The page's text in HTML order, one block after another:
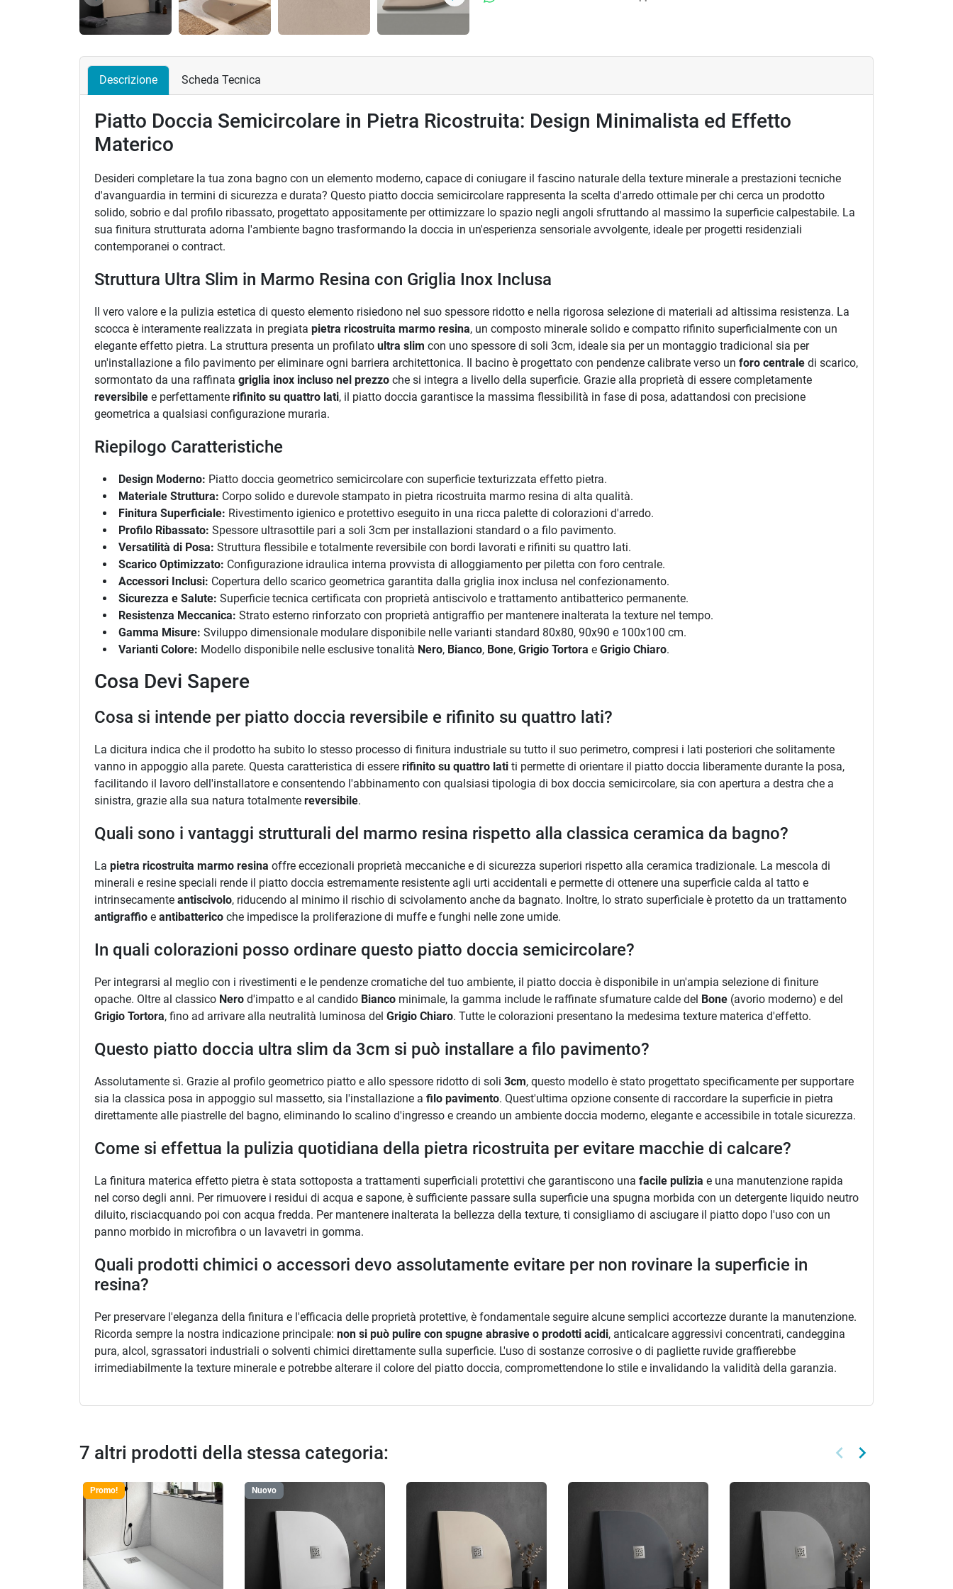
Descrizione Scheda Tecnica
Piatto Doccia Semicircolare in Pietra Ricostruita: Design Minimalista ed Effetto
Materico
Desideri completare la tua zona bagno con un elemento moderno, capace di coniugare il fascino naturale della texture minerale a prestazioni tecniche
d'avanguardia in termini di sicurezza e durata? Questo piatto doccia semicircolare rappresenta la scelta d'arredo ottimale per chi cerca un prodotto
solido, sobrio e dal profilo ribassato, progettato appositamente per ottimizzare lo spazio negli angoli sfruttando al massimo la superficie calpestabile. La
sua finitura strutturata adorna l'ambiente bagno trasformando la doccia in un'esperienza sensoriale avvolgente, ideale per progetti residenziali
contemporanei o contract.
Struttura Ultra Slim in Marmo Resina con Griglia Inox Inclusa
Il vero valore e la pulizia estetica di questo elemento risiedono nel suo spessore ridotto e nella rigorosa selezione di materiali ad altissima resistenza. La
scocca è interamente realizzata in pregiata pietra ricostruita marmo resina, un composto minerale solido e compatto rifinito superficialmente con un
elegante effetto pietra. La struttura presenta un profilato ultra slim con uno spessore di soli 3cm, ideale sia per un montaggio tradicional sia per
un'installazione a filo pavimento per eliminare ogni barriera architettonica. Il bacino è progettato con pendenze calibrate verso un foro centrale di scarico,
sormontato da una raffinata griglia inox incluso nel prezzo che si integra a livello della superficie. Grazie alla proprietà di essere completamente
reversibile e perfettamente rifinito su quattro lati, il piatto doccia garantisce la massima flessibilità in fase di posa, adattandosi con precisione
geometrica a qualsiasi configurazione muraria.
Riepilogo Caratteristiche
Design Moderno: Piatto doccia geometrico semicircolare con superficie texturizzata effetto pietra.
Materiale Struttura: Corpo solido e durevole stampato in pietra ricostruita marmo resina di alta qualità.
Finitura Superficiale: Rivestimento igienico e protettivo eseguito in una ricca palette di colorazioni d'arredo.
Profilo Ribassato: Spessore ultrasottile pari a soli 3cm per installazioni standard o a filo pavimento.
Versatilità di Posa: Struttura flessibile e totalmente reversibile con bordi lavorati e rifiniti su quattro lati.
Scarico Optimizzato: Configurazione idraulica interna provvista di alloggiamento per piletta con foro centrale.
Accessori Inclusi: Copertura dello scarico geometrica garantita dalla griglia inox inclusa nel confezionamento.
Sicurezza e Salute: Superficie tecnica certificata con proprietà antiscivolo e trattamento antibatterico permanente.
Resistenza Meccanica: Strato esterno rinforzato con proprietà antigraffio per mantenere inalterata la texture nel tempo.
Gamma Misure: Sviluppo dimensionale modulare disponibile nelle varianti standard 80x80, 90x90 e 100x100 cm.
Varianti Colore: Modello disponibile nelle esclusive tonalità Nero, Bianco, Bone, Grigio Tortora e Grigio Chiaro.
Cosa Devi Sapere
Cosa si intende per piatto doccia reversibile e rifinito su quattro lati?
La dicitura indica che il prodotto ha subito lo stesso processo di finitura industriale su tutto il suo perimetro, compresi i lati posteriori che solitamente
vanno in appoggio alla parete. Questa caratteristica di essere rifinito su quattro lati ti permette di orientare il piatto doccia liberamente durante la posa,
facilitando il lavoro dell'installatore e consentendo l'abbinamento con qualsiasi tipologia di box doccia semicircolare, sia con apertura a destra che a
sinistra, grazie alla sua natura totalmente reversibile.
Quali sono i vantaggi strutturali del marmo resina rispetto alla classica ceramica da bagno?
La pietra ricostruita marmo resina offre eccezionali proprietà meccaniche e di sicurezza superiori rispetto alla ceramica tradizionale. La mescola di
minerali e resine speciali rende il piatto doccia estremamente resistente agli urti accidentali e permette di ottenere una superficie calda al tatto e
intrinsecamente antiscivolo, riducendo al minimo il rischio di scivolamento anche da bagnato. Inoltre, lo strato superficiale è protetto da un trattamento
antigraffio e antibatterico che impedisce la proliferazione di muffe e funghi nelle zone umide.
In quali colorazioni posso ordinare questo piatto doccia semicircolare?
Per integrarsi al meglio con i rivestimenti e le pendenze cromatiche del tuo ambiente, il piatto doccia è disponibile in un'ampia selezione di finiture
opache. Oltre al classico Nero d'impatto e al candido Bianco minimale, la gamma include le raffinate sfumature calde del Bone (avorio moderno) e del
Grigio Tortora, fino ad arrivare alla neutralità luminosa del Grigio Chiaro. Tutte le colorazioni presentano la medesima texture materica d'effetto.
Questo piatto doccia ultra slim da 3cm si può installare a filo pavimento?
Assolutamente sì. Grazie al profilo geometrico piatto e allo spessore ridotto di soli 3cm, questo modello è stato progettato specificamente per supportare
sia la classica posa in appoggio sul massetto, sia l'installazione a filo pavimento. Quest'ultima opzione consente di raccordare la superficie in pietra
direttamente alle piastrelle del bagno, eliminando lo scalino d'ingresso e creando un ambiente doccia moderno, elegante e accessibile in totale sicurezza.
Come si effettua la pulizia quotidiana della pietra ricostruita per evitare macchie di calcare?
La finitura materica effetto pietra è stata sottoposta a trattamenti superficiali protettivi che garantiscono una facile pulizia e una manutenzione rapida
nel corso degli anni. Per rimuovere i residui di acqua e sapone, è sufficiente passare sulla superficie una spugna morbida con un detergente liquido neutro
diluito, risciacquando poi con acqua fredda. Per mantenere inalterata la bellezza della texture, ti consigliamo di asciugare il piatto dopo l'uso con un
panno morbido in microfibra o un lavavetri in gomma.
Quali prodotti chimici o accessori devo assolutamente evitare per non rovinare la superficie in
resina?
Per preservare l'eleganza della finitura e l'efficacia delle proprietà protettive, è fondamentale seguire alcune semplici accortezze durante la manutenzione.
Ricorda sempre la nostra indicazione principale: non si può pulire con spugne abrasive o prodotti acidi, anticalcare aggressivi concentrati, candeggina
pura, alcol, sgrassatori industriali o solventi chimici direttamente sulla superficie. L'uso di sostanze corrosive o di pagliette ruvide graffierebbe
irrimediabilmente la texture minerale e potrebbe alterare il colore del piatto doccia, compromettendone lo stile e invalidando la validità della garanzia.
7 altri prodotti della stessa categoria: Precedente
keyboard_arrow_left Successivo
keyboard_arrow_right
Promo! Nuovo